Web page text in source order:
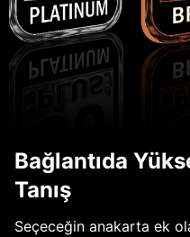
Bağlantıda
Tanış
Seçeceğin anakarta ek